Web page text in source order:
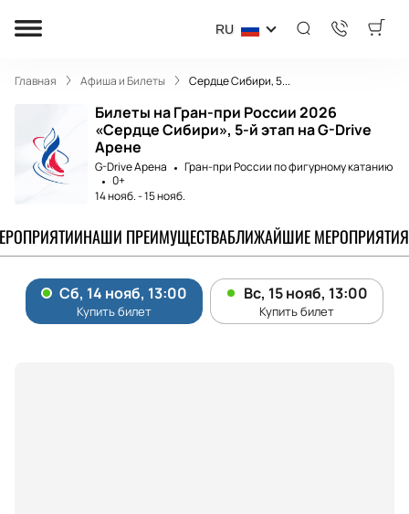
RU
Главная Афиша и Билеты Сердце Сибири, 5...
Билеты на Гран-при России 2026
«Сердце Сибири», 5-й этап на G-Drive
Арене
G-Drive Арена
Гран-при России по фигурному катанию
0+
14 нояб.-15 нояб.
НАШИ ПРЕИМУЩЕСТВАБЛИЖАЙШИЕ МЕРОПРИЯТИЯ